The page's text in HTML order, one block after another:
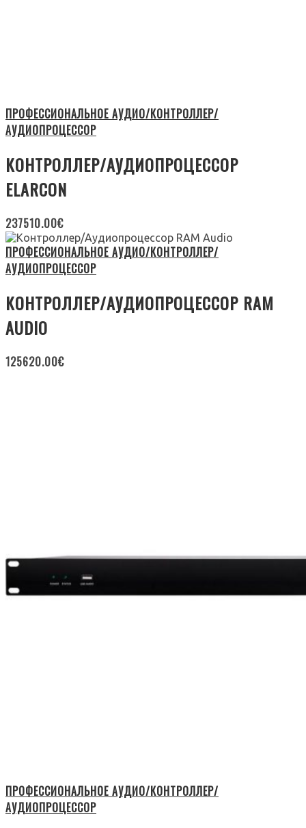
ПРОФЕССИОНАЛЬНОЕ АУДИО/КОНТРОЛЛЕР/
АУДИОПРОЦЕССОР
КОНТРОЛЛЕР/АУДИОПРОЦЕССОР
ELARCON
237510.00€
ПРОФЕССИОНАЛЬНОЕ АУДИО/КОНТРОЛЛЕР/
АУДИОПРОЦЕССОР
КОНТРОЛЛЕР/АУДИОПРОЦЕССОР RAM
AUDIO
125620.00€
ПРОФЕССИОНАЛЬНОЕ АУДИО/КОНТРОЛЛЕР/
АУДИОПРОЦЕССОР